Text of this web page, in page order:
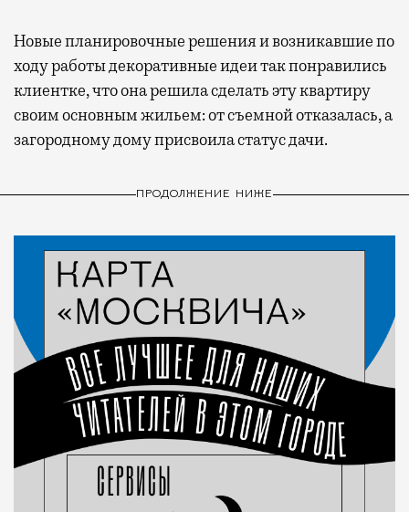
Новые планировочные решения и возникавшие по
ходу работы декоративные идеи так понравились
клиентке, что она решила сделать эту квартиру
своим основным жильем: от съемной отказалась, а
загородному дому присвоила статус дачи.
ПРОДОЛЖЕНИЕ НИЖЕ